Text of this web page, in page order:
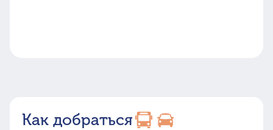
Как добраться